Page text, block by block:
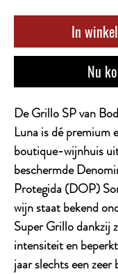
In
Nu
DeGrillo SPvan
Lunais dé premium
boutique-wijnhuis
beschermde
Protegida (DOP)
wijn staat bekend
Super Grillodankzij
intensiteit en
jaar slechts een zeer